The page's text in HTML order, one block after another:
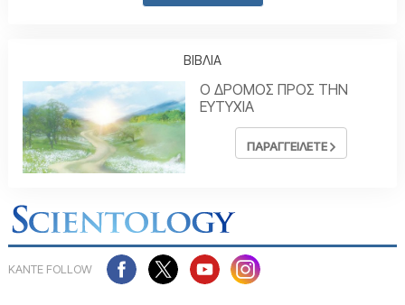
ΒΙΒΛΙΑ
Ο ΔΡΟΜΟΣ ΠΡΟΣ ΤΗΝ
ΕΥΤΥΧΙΑ
ΠΑΡΑΓΓΕΙΛΕΤΕ
ΚΑΝΤΕ FOLLOW